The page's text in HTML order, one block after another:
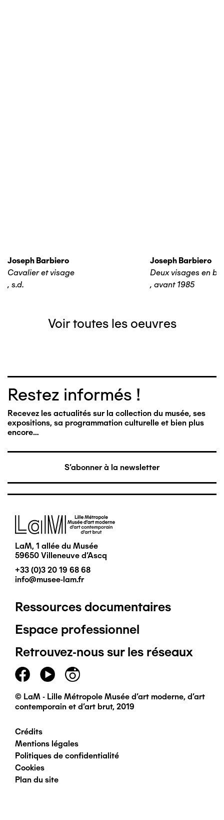
Joseph Barbiero
Cavalier et visage
, s.d.
Joseph Barbiero
Deux visages en
, avant 1985
Voir toutes les oeuvres
Restez informés !
Recevez les actualités sur la collection du musée, ses
expositions, sa programmation culturelle et bien plus
encore…
S'abonner à la newsletter
Image
LaM, 1 allée du Musée
59650 Villeneuve d'Ascq
+33 (0)3 20 19 68 68
info@musee-lam.fr
Pied
de
page
principal
Ressources documentaires
Espace professionnel
Retrouvez-nous sur les réseaux
© LaM - Lille Métropole Musée d'art moderne, d'art
contemporain et d'art brut, 2019
Pied
de
page
Crédits
Mentions légales
Politiques de confidentialité
Cookies
Plan du site